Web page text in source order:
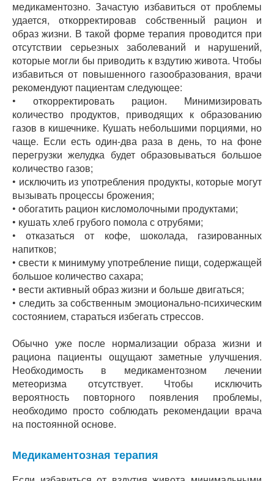
медикаментозно. Зачастую избавиться от проблемы
удается, откорректировав собственный рацион и
образ жизни. В такой форме терапия проводится при
отсутствии серьезных заболеваний и нарушений,
которые могли бы приводить к вздутию живота. Чтобы
избавиться от повышенного газообразования, врачи
рекомендуют пациентам следующее:
• откорректировать рацион. Минимизировать
количество продуктов, приводящих к образованию
газов в кишечнике. Кушать небольшими порциями, но
чаще. Если есть один-два раза в день, то на фоне
перегрузки желудка будет образовываться большое
количество газов;
• исключить из употребления продукты, которые могут
вызывать процессы брожения;
• обогатить рацион кисломолочными продуктами;
• кушать хлеб грубого помола с отрубями;
• отказаться от кофе, шоколада, газированных
напитков;
• свести к минимуму употребление пищи, содержащей
большое количество сахара;
• вести активный образ жизни и больше двигаться;
• следить за собственным эмоционально-психическим
состоянием, стараться избегать стрессов.
Обычно уже после нормализации образа жизни и
рациона пациенты ощущают заметные улучшения.
Необходимость в медикаментозном лечении
метеоризма отсутствует. Чтобы исключить
вероятность повторного появления проблемы,
необходимо просто соблюдать рекомендации врача
на постоянной основе.
Медикаментозная терапия